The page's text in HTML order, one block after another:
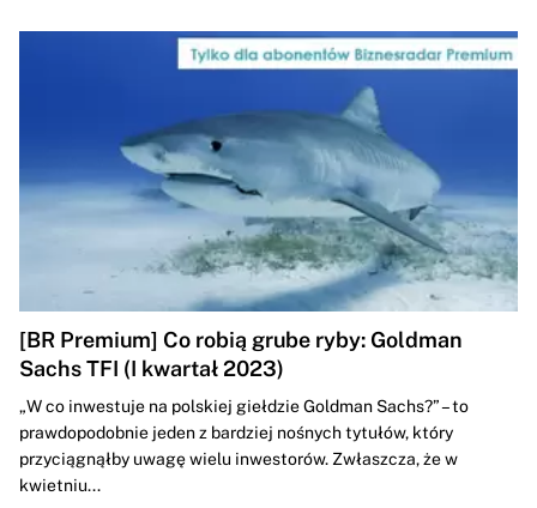
[BR Premium] Co robią grube ryby: Goldman
Sachs TFI (I kwartał 2023)
„W co inwestuje na polskiej giełdzie Goldman Sachs?” – to
prawdopodobnie jeden z bardziej nośnych tytułów, który
przyciągnąłby uwagę wielu inwestorów. Zwłaszcza, że w
kwietniu...